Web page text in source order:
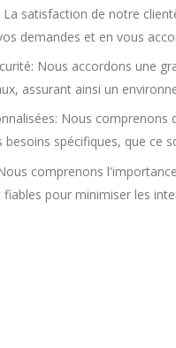
La satisfaction de notre
demandes et en vous
Nous accordons une
assurant ainsi un
Nous
spécifiques, que ce
comprenons
pour minimiser les